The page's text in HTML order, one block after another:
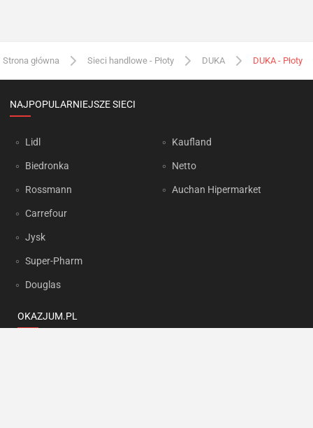
Strona główna Sieci handlowe - Płoty DUKA DUKA - Płoty
NAJPOPULARNIEJSZE SIECI
Lidl
Biedronka
Rossmann
Carrefour
Jysk
Super-Pharm
Douglas
Kaufland
Netto
Auchan Hipermarket
OKAZJUM.PL